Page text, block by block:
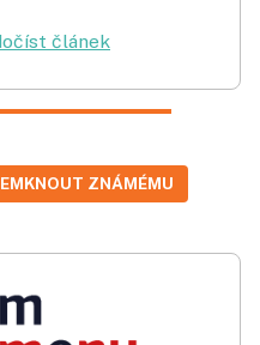
článek
ZNÁMÉMU